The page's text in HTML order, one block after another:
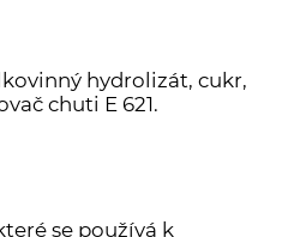
speciality
hydrolizát, cukr,
chuti E 621.
se používá k